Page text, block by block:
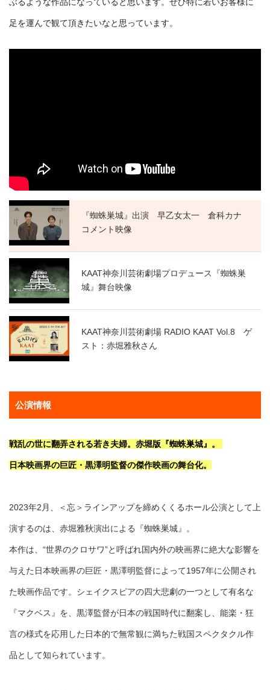
ぶるような作品になっていると思います。ぜひ特に若いお客様に
足を運んで観て頂きたいなと思っています。
『蜘蛛巣城』出演 早乙女太一 倉科カナ
コメント映像
KAAT神奈川芸術劇場プロデュース『蜘蛛巣
城』舞台映像
KAAT神奈川芸術劇場 RADIO KAAT Vol.8 ゲ
スト：赤堀雅秋さん
公演情報
戦乱の世に翻弄される若き夫婦。赤堀版『蜘蛛巣城』。
日本映画界の巨匠・黒澤明監督の傑作映画の舞台化。
2023年2月、＜忘＞ラインアップを締めくくるホール公演として上
演するのは、赤堀雅秋演出による『蜘蛛巣城』。
本作は、“世界のクロサワ”と呼ばれ国内外の映画界に絶大な影響を
与えた日本映画界の巨匠・黒澤明監督によって1957年に公開され
た映画作品です。シェイクスピアの四大悲劇の一つとして有名な
『マクベス』を、黒澤監督が日本の戦国時代に翻案し、能楽・狂
言の様式を応用した日本的で無常観に満ちた戦国スペクタクル作
品として知られています。